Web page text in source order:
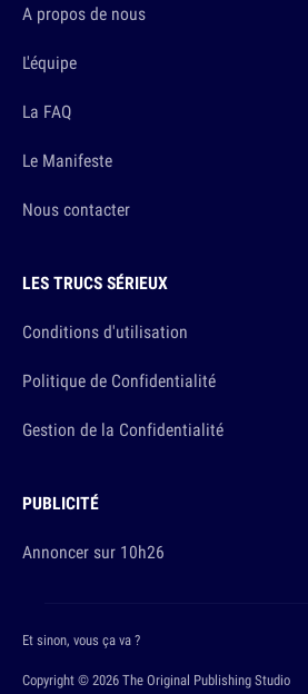
A propos de nous
L'équipe
La FAQ
Le Manifeste
Nous contacter
LES TRUCS SÉRIEUX
Conditions d'utilisation
Politique de Confidentialité
Gestion de la Confidentialité
PUBLICITÉ
Annoncer sur 10h26
Copyright © 2026 The Original Publishing Studio
Et sinon, vous ça va ?